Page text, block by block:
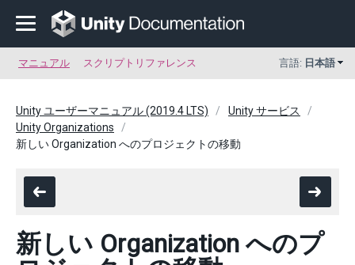
マニュアル スクリプトリファレンス 言語: 日本語
Unity ユーザーマニュアル (2019.4 LTS)
Unity サービス
Unity Organizations
新しい Organization へのプロジェクトの移動
新しい Organization へのプ